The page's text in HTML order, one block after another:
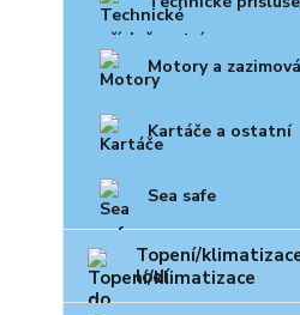
Motory a
Kartáče a ostatní
Sea safe
Topení/
lodí